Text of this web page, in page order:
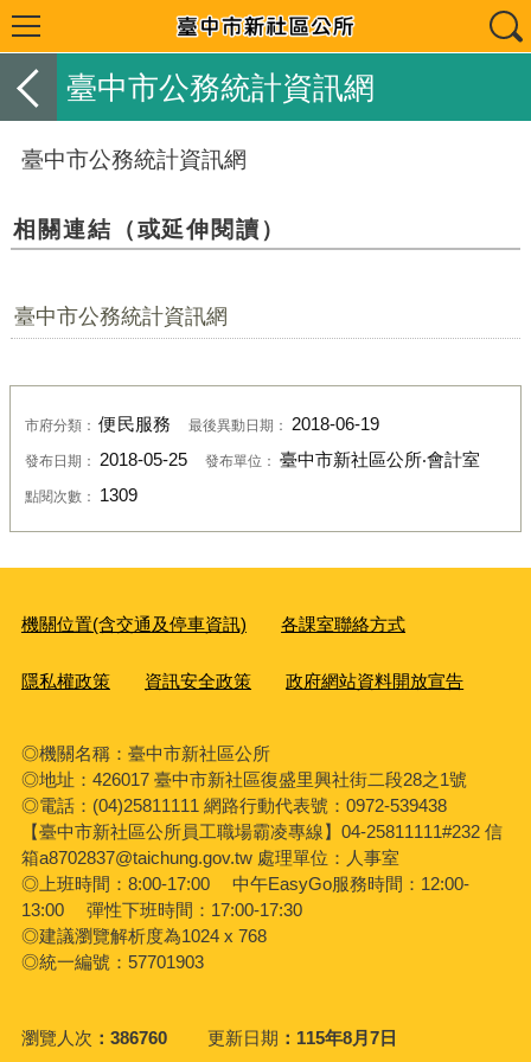
臺中市公務統計資訊網
臺中市公務統計資訊網
相關連結（或延伸閱讀）
臺中市公務統計資訊網
市府分類：便民服務 最後異動日期： 2018-06-19
發布日期： 2018-05-25 發布單位： 臺中市新社區公所‧會計室
點閱次數： 1309
機關位置(含交通及停車資訊) 各課室聯絡方式
隱私權政策 資訊安全政策 政府網站資料開放宣告
◎機關名稱：臺中市新社區公所
◎地址：426017 臺中市新社區復盛里興社街二段28之1號
◎電話：(04)25811111 網路行動代表號：0972-539438
【臺中市新社區公所員工職場霸凌專線】04-25811111#232 信
箱a8702837@taichung.gov.tw 處理單位：人事室
◎上班時間：8:00-17:00 中午EasyGo服務時間：12:00-
13:00 彈性下班時間：17:00-17:30
◎建議瀏覽解析度為1024 x 768
◎統一編號：57701903
瀏覽人次 386760 更新日期 115年8月7日